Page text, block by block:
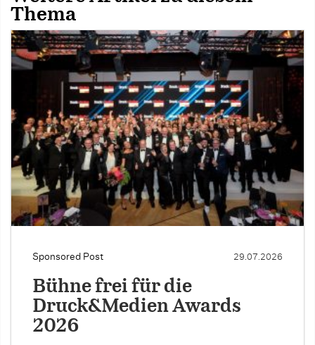
Thema
Sponsored Post 29.07.2026
Bühne frei für die
Druck&Medien Awards
2026